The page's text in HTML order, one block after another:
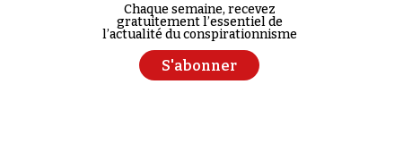
Chaque semaine, recevez
gratuitement l’essentiel de
l’actualité du conspirationnisme
S'abonner